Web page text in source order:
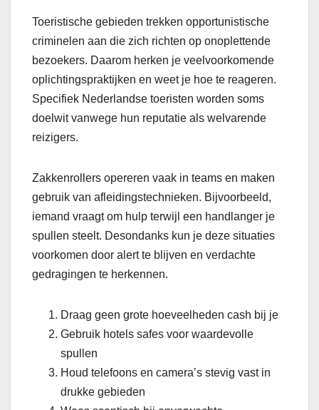
Toeristische gebieden trekken opportunistische
criminelen aan die zich richten op onoplettende
bezoekers. Daarom herken je veelvoorkomende
oplichtingspraktijken en weet je hoe te reageren.
Specifiek Nederlandse toeristen worden soms
doelwit vanwege hun reputatie als welvarende
reizigers.
Zakkenrollers opereren vaak in teams en maken
gebruik van afleidingstechnieken. Bijvoorbeeld,
iemand vraagt om hulp terwijl een handlanger je
spullen steelt. Desondanks kun je deze situaties
voorkomen door alert te blijven en verdachte
gedragingen te herkennen.
Draag geen grote hoeveelheden cash bij je
Gebruik hotels safes voor waardevolle
spullen
Houd telefoons en camera’s stevig vast in
drukke gebieden